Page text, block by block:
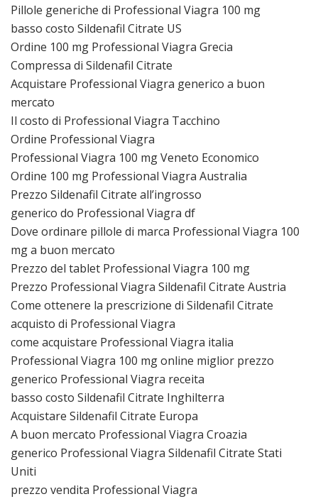
Pillole generiche di Professional Viagra 100 mg
basso costo Sildenafil Citrate US
Ordine 100 mg Professional Viagra Grecia
Compressa di Sildenafil Citrate
Acquistare Professional Viagra generico a buon
mercato
Il costo di Professional Viagra Tacchino
Ordine Professional Viagra
Professional Viagra 100 mg Veneto Economico
Ordine 100 mg Professional Viagra Australia
Prezzo Sildenafil Citrate all’ingrosso
generico do Professional Viagra df
Dove ordinare pillole di marca Professional Viagra 100
mg a buon mercato
Prezzo del tablet Professional Viagra 100 mg
Prezzo Professional Viagra Sildenafil Citrate Austria
Come ottenere la prescrizione di Sildenafil Citrate
acquisto di Professional Viagra
come acquistare Professional Viagra italia
Professional Viagra 100 mg online miglior prezzo
generico Professional Viagra receita
basso costo Sildenafil Citrate Inghilterra
Acquistare Sildenafil Citrate Europa
A buon mercato Professional Viagra Croazia
generico Professional Viagra Sildenafil Citrate Stati
Uniti
prezzo vendita Professional Viagra